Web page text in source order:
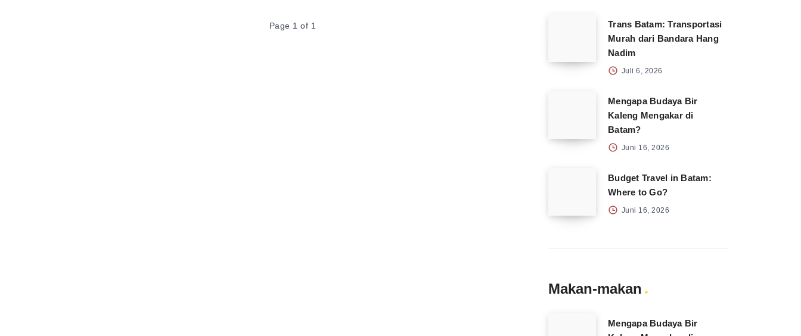
Page 1 of 1
Trans Batam: Transportasi
Murah dari Bandara Hang
Nadim
Juli 6, 2026
Mengapa Budaya Bir
Kaleng Mengakar di
Batam?
Juni 16, 2026
Budget Travel in Batam:
Where to Go?
Juni 16, 2026
Makan-makan
Mengapa Budaya Bir